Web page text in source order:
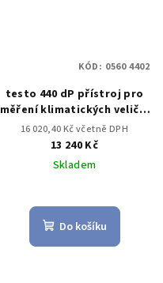
testo 440 dP přístroj pro
měření klimatických veličin
vč. diferenčního tlaku
16 020,40 Kč včetně DPH
13 240 Kč
Skladem
Do košíku
KÓD: 0560 4402